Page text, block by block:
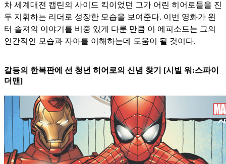
차 세계대전 캡틴의 사이드 킥이었던 그가 어린 히어로들을 진
두 지휘하는 리더로 성장한 모습을 보여준다. 이번 영화가 윈
터 솔져의 이야기를 비중 있게 다룬 만큼 이 에피소드는 그의
인간적인 모습과 자아를 이해하는데 도움이 될 것이다.
갈등의 한복판에 선 청년 히어로의 신념 찾기 [시빌 워:스파이
더맨]